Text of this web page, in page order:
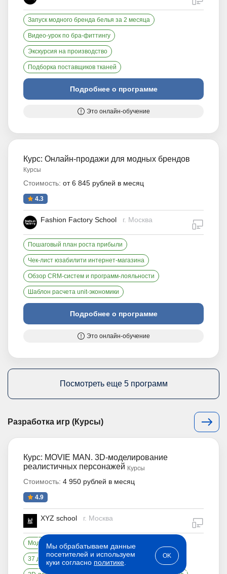
Запуск модного бренда белья за 2 месяца
Видео-урок по бра-фиттингу
Экскурсия на производство
Подборка поставщиков тканей
Подробнее о программе
Это онлайн-обучение
Курс: Онлайн-продажи для модных брендов
Курсы
Стоимость: от 6 845 рублей в месяц
4.3
Fashion Factory School г. Москва
Пошаговый план роста прибыли
Чек-лист юзабилити интернет-магазина
Обзор CRM-систем и программ-лояльности
Шаблон расчета unit-экономики
Подробнее о программе
Это онлайн-обучение
Посмотреть еще 5 программ
Разработка игр (Курсы)
Курс: MOVIE MAN. 3D-моделирование
реалистичных персонажей Курсы
Стоимость: 4 950 рублей в месяц
4.9
XYZ school г. Москва
Модель реалистичного персонажа в портфолио
37 домашек 260+ часов обучения
Мы обрабатываем данные
посетителей и используем
куки согласно политике
OK